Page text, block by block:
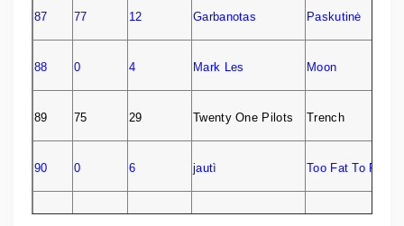
87 77 12 Garbanotas Paskutinė
88 0 4 Mark Les Moon
89 75 29 Twenty One Pilots Trench
90 0 6 jautì Too Fat To Run
91 90 34 Twenty One Pilots Blurryface